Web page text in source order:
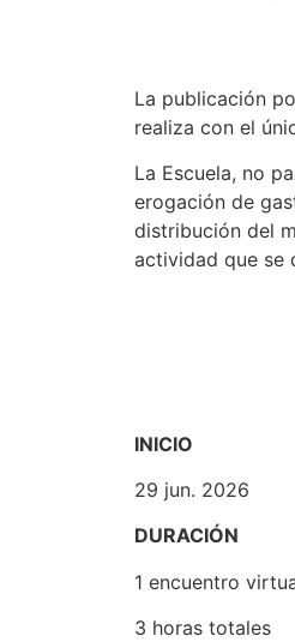
La publicación
realiza con el
La Escuela, no
erogación de
distribución del
actividad que se
INICIO
29 jun. 2026
DURACIÓN
1 encuentro
3 horas totales